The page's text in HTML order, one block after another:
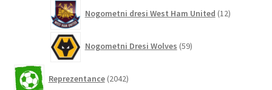
Nogometni dresi West Ham United 12izdelkov
Nogometni Dresi Wolves 59izdelkov
Reprezentance 2042izdelkov